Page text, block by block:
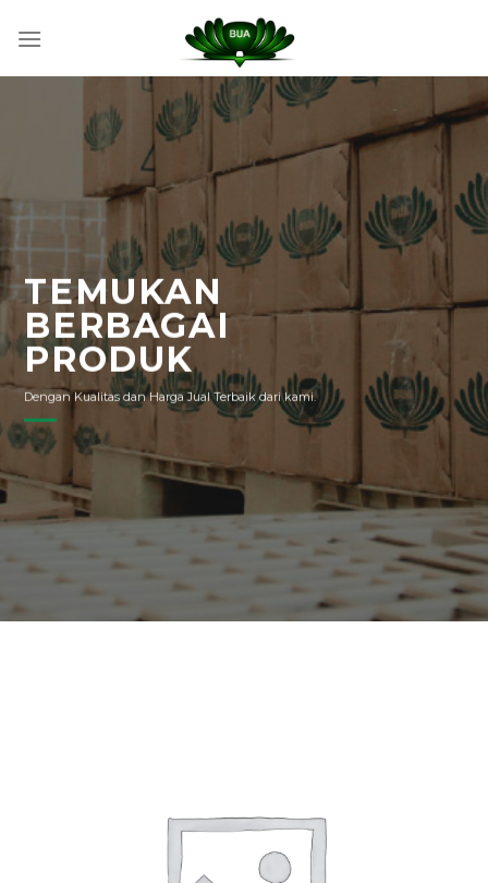
TEMUKAN
BERBAGAI
PRODUK
Dengan Kualitas dan Harga Jual Terbaik dari kami.